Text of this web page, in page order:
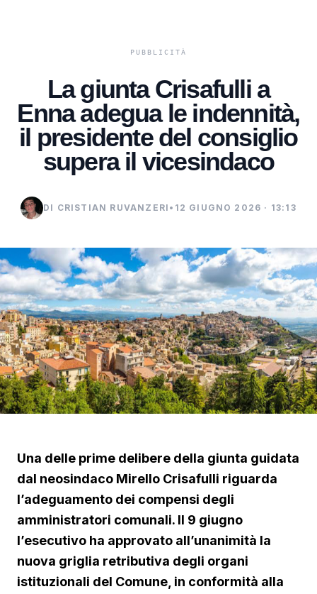
La giunta Crisafulli a
Enna adegua le indennità,
il presidente del consiglio
supera il vicesindaco
DI CRISTIAN RUVANZERI • 12 GIUGNO 2026 · 13:13
Una delle prime delibere della giunta guidata
dal neosindaco Mirello Crisafulli riguarda
l’adeguamento dei compensi degli
amministratori comunali. Il 9 giugno
l’esecutivo ha approvato all’unanimità la
nuova griglia retributiva degli organi
istituzionali del Comune, in conformità alla